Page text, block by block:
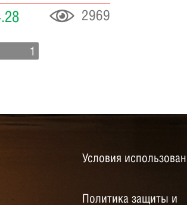
2969
1
Условия
Политика защиты и